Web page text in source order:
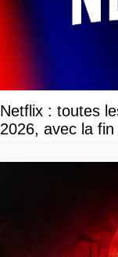
Netflix : toutes
2026, avec la